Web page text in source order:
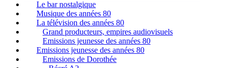
Le bar nostalgique
Musique des années 80
La télévision des années 80
Grand producteurs, empires audiovisuels
Emissions jeunesse des années 80
Emissions jeunesse des années 80
Emissions de Dorothée